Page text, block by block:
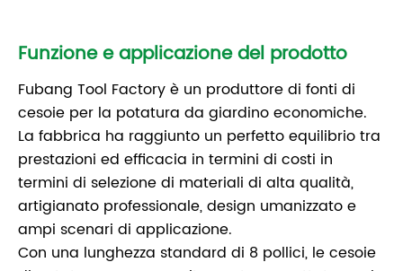
Funzione e applicazione del prodotto
Fubang Tool Factory è un produttore di fonti di
cesoie per la potatura da giardino economiche.
La fabbrica ha raggiunto un perfetto equilibrio tra
prestazioni ed efficacia in termini di costi in
termini di selezione di materiali di alta qualità,
artigianato professionale, design umanizzato e
ampi scenari di applicazione.
Con una lunghezza standard di 8 pollici, le cesoie